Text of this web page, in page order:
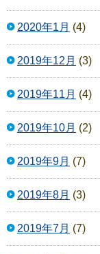
2020年1月 (4)
2019年12月 (3)
2019年11月 (4)
2019年10月 (2)
2019年9月 (7)
2019年8月 (3)
2019年7月 (7)